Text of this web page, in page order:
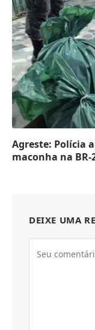
Agreste: Polícia
maconha na BR-
DEIXE UMA